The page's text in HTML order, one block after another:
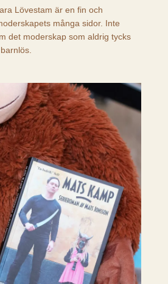
Lövestam är en fin och
många sidor. Inte
det moderskap som aldrig tycks